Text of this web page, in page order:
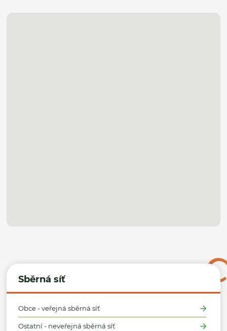
Sběrná síť
Obce - veřejná sběrná síť
Ostatní - neveřejná sběrná síť